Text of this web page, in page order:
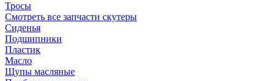
Тросы
Смотреть все запчасти скутеры
Сиденья
Подшипники
Пластик
Масло
Щупы масляные